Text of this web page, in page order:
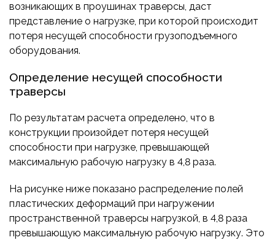
возникающих в проушинах траверсы, даст
представление о нагрузке, при которой происходит
потеря несущей способности грузоподъемного
оборудования.
Определение несущей способности
траверсы
По результатам расчета определено, что в
конструкции произойдет потеря несущей
способности при нагрузке, превышающей
максимальную рабочую нагрузку в 4,8 раза.
На рисунке ниже показано распределение полей
пластических деформаций при нагружении
пространственной траверсы нагрузкой, в 4,8 раза
превышающую максимальную рабочую нагрузку. Это